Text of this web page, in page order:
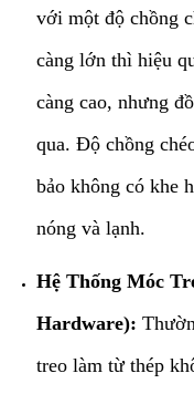
với một độ chồng
càng lớn thì hiệu
càng cao, nhưng
qua. Độ chồng
bảo không có khe
nóng và lạnh.
Hệ Thống Móc
Hardware):
treo làm từ thép